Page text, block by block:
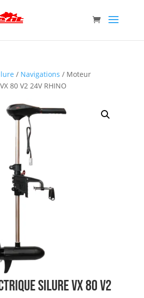
/ Navigations / Moteur
80 V2 24V RHINO
Silure VX 80 V2